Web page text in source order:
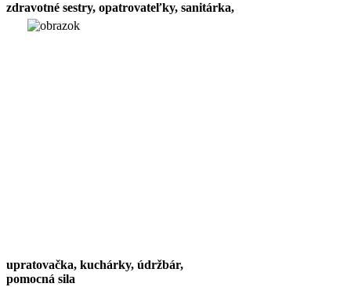
zdravotné sestry, opatrovateľky, sanitárka,
upratovačka, kuchárky, údržbár,
pomocná sila